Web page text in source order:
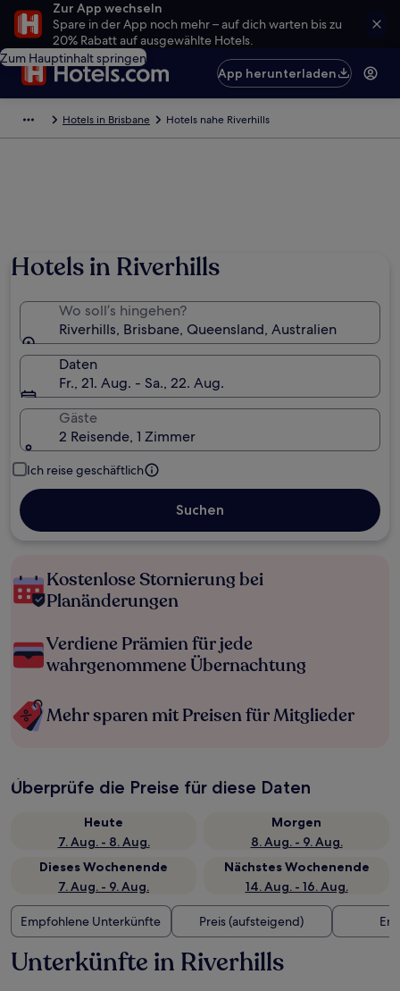
Zur App wechseln
Spare in der App noch mehr – auf dich warten bis zu
20% Rabatt auf ausgewählte Hotels.
Zum Hauptinhalt springen
App herunterladen
Hotels in Brisbane Hotels nahe Riverhills
Hotels in Riverhills
Wo soll’s hingehen?
Riverhills, Brisbane, Queensland, Australien
Daten
Fr., 21. Aug. - Sa., 22. Aug.
Gäste
2 Reisende, 1 Zimmer
Ich reise geschäftlich
Suchen
Kostenlose Stornierung bei
Planänderungen
Verdiene Prämien für jede
wahrgenommene Übernachtung
Mehr sparen mit Preisen für Mitglieder
Überprüfe die Preise für diese Daten
Heute
7. Aug. - 8. Aug.
Morgen
8. Aug. - 9. Aug.
Dieses Wochenende
7. Aug. - 9. Aug.
Nächstes Wochenende
14. Aug. - 16. Aug.
Empfohlene Unterkünfte Preis (aufsteigend)
Unterkünfte in Riverhills